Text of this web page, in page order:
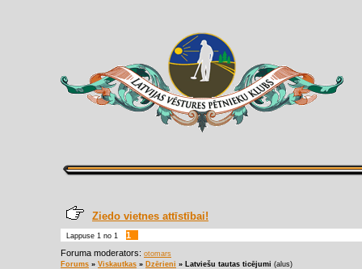
Ziedo vietnes attīstībai!
Lappuse 1 no 1
1
Foruma moderators: otomars
Forums » Viskautkas » Dzērieni » Latviešu tautas ticējumi (alus)